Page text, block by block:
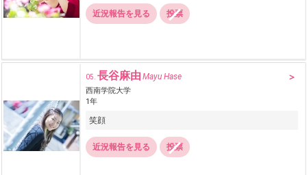
近況報告を見る 投票
05. 長谷麻由 Mayu Hase
西南学院大学
1年
笑顔
近況報告を見る 投票